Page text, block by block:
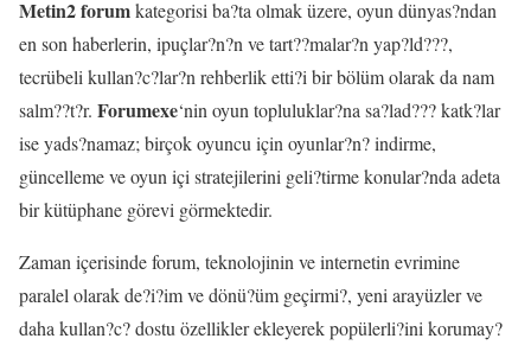
Metin2 forumkategorisi ba?ta olmak üzere, oyun dünyas?ndan
en son haberlerin, ipuçlar?n?n ve tart??malar?n yap?ld???,
tecrübeli kullan?c?lar?n rehberlik etti?i bir bölüm olarak da nam
salm??t?r. Forumexe‘nin oyun topluluklar?na sa?lad??? katk?lar
ise yads?namaz; birçok oyuncu için oyunlar?n? indirme,
güncelleme ve oyun içi stratejilerini geli?tirme konular?nda adeta
bir kütüphane görevi görmektedir.
Zaman içerisinde forum, teknolojinin ve internetin evrimine
paralel olarak de?i?im ve dönü?üm geçirmi?, yeni arayüzler ve
daha kullan?c? dostu özellikler ekleyerek popülerli?ini korumay?